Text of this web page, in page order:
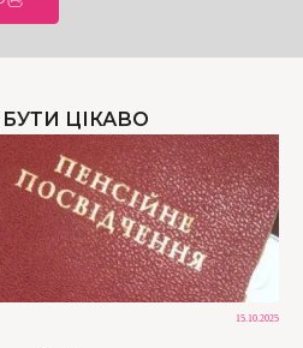
ЦІКАВО
15.10.2025